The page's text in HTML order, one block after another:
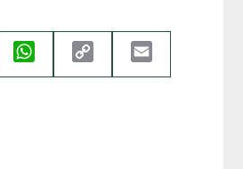
WhatsApp
Link